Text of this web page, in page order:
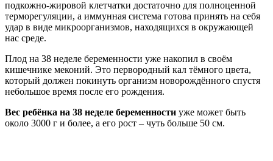
подкожно-жировой клетчатки достаточно для полноценной
терморегуляции, а иммунная система готова принять на себя
удар в виде микроорганизмов, находящихся в окружающей
нас среде.
Плод на 38 неделе беременности уже накопил в своём
кишечнике меконий. Это первородный кал тёмного цвета,
который должен покинуть организм новорождённого спустя
небольшое время после его рождения.
Вес ребёнка на 38 неделе беременности уже может быть
около 3000 г и более, а его рост – чуть больше 50 см.